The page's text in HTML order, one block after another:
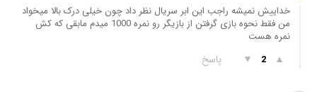
خداییش نمیشه راجب این ابر سریال نظر داد چون خیلی درک بالا میخواد
من فقط نحوه بازی گرفتن از بازیگر رو نمره 1000 میدم مابقی که کش
نمره هست
▲
2
▼ پاسخ